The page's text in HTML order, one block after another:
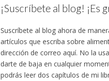
¡Suscríbete al blog! ¡Es
Suscríbete al blog ahora de
artículos que escriba sobre
dirección de correo aquí. No la
darte de baja en cualquier
podrás leer dos capítulos de mi